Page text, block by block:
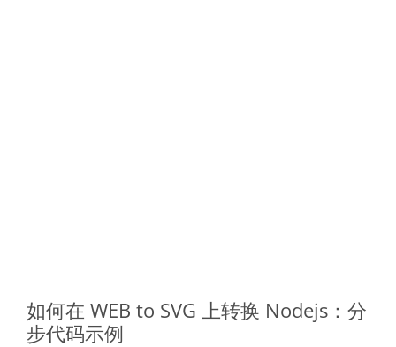
如何在 WEB to SVG 上转换 Nodejs：分
步代码示例